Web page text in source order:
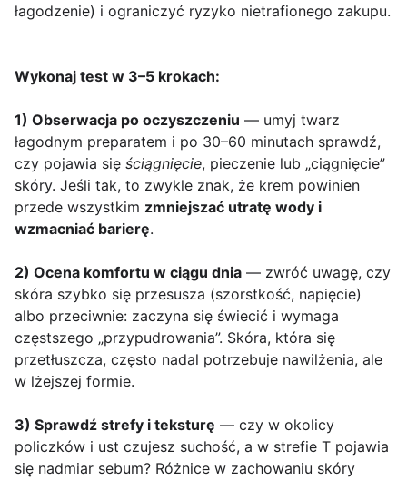
łagodzenie) i ograniczyć ryzyko nietrafionego zakupu.
Wykonaj test w 3–5 krokach:
1) Obserwacja po oczyszczeniu — umyj twarz
łagodnym preparatem i po 30–60 minutach sprawdź,
czy pojawia się ściągnięcie, pieczenie lub „ciągnięcie”
skóry. Jeśli tak, to zwykle znak, że krem powinien
przede wszystkim zmniejszać utratę wody i
wzmacniać barierę.
2) Ocena komfortu w ciągu dnia — zwróć uwagę, czy
skóra szybko się przesusza (szorstkość, napięcie)
albo przeciwnie: zaczyna się świecić i wymaga
częstszego „przypudrowania”. Skóra, która się
przetłuszcza, często nadal potrzebuje nawilżenia, ale
w lżejszej formie.
3) Sprawdź strefy i teksturę — czy w okolicy
policzków i ust czujesz suchość, a w strefie T pojawia
się nadmiar sebum? Różnice w zachowaniu skóry